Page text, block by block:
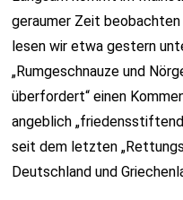
geraumer Zeit
lesen wir etwa gestern
„Rumgeschnauze und
überfordert“ einen
angeblich
seit dem letzten
Deutschland und